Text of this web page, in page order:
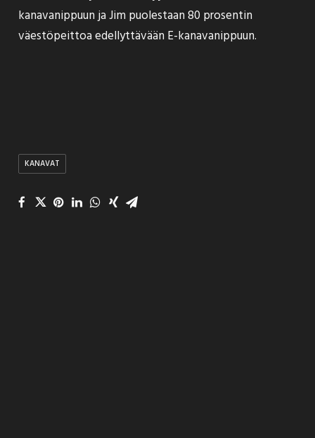
kanavanippuun ja Jim puolestaan 80 prosentin
väestöpeittoa edellyttävään E-kanavanippuun.
KANAVAT